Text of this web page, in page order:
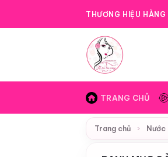
THƯƠNG HIỆU
TRANG CHỦ
Trang chủ › Nước